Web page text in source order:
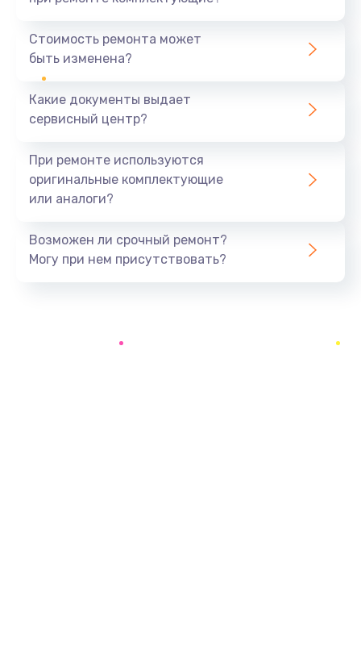
1440 руб.
Ремонт южного моста
Замена батарейки BIOS
Заказать
Стоимость ремонта может
быть изменена?
Какие документы выдает
сервисный центр?
При ремонте используются
оригинальные комплектующие
или аналоги?
Возможен ли срочный ремонт?
Могу при нем присутствовать?